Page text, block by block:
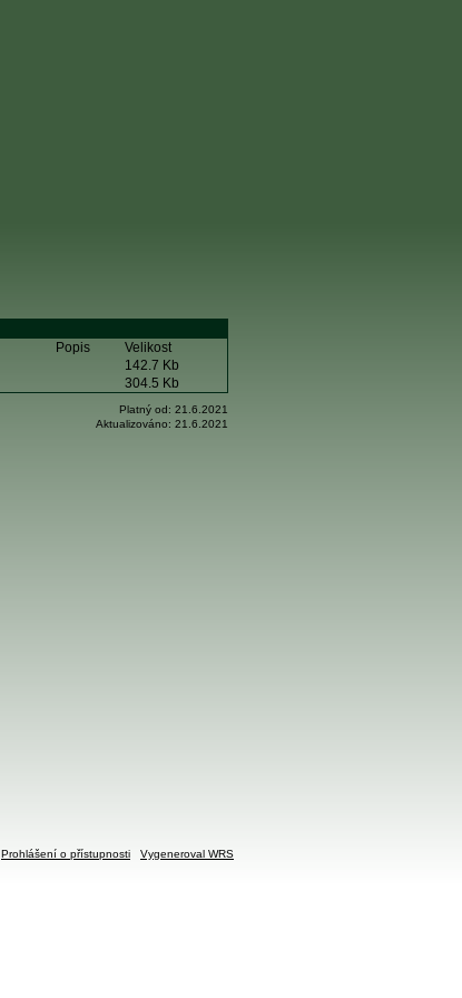
Popis
Velikost
142.7 Kb
304.5 Kb
Platný od: 21.6.2021
Aktualizováno: 21.6.2021
Prohlášení o přístupnosti Vygeneroval WRS